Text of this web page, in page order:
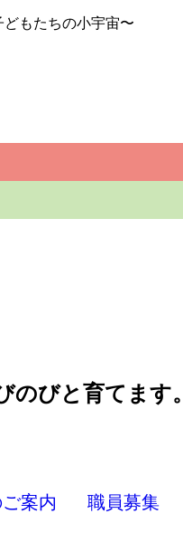
もたちの小宇宙〜
びと育てます。
案内 職員募集